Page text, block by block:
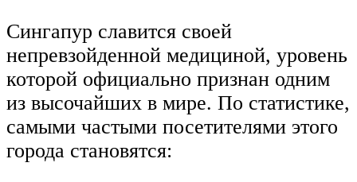
Сингапур славится своей
непревзойденной медициной, уровень
которой официально признан одним
из высочайших в мире. По статистике,
самыми частыми посетителями этого
города становятся: